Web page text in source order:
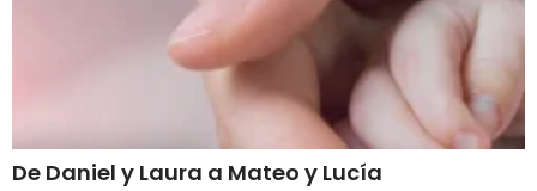
De Daniel y Laura a Mateo y Lucía